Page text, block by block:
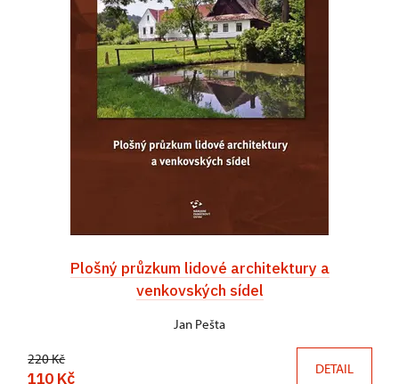
Plošný průzkum lidové architektury a
venkovských sídel
Jan Pešta
220 Kč
110 Kč DETAIL